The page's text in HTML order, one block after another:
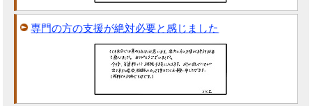
専門の方の支援が絶対必要と感じました